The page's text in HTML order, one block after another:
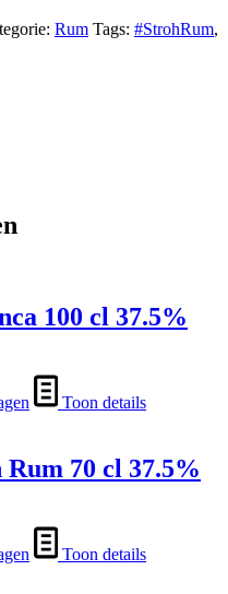
Rum Tags: #StrohRum,
100 cl 37.5%
Toon details
70 cl 37.5%
Toon details